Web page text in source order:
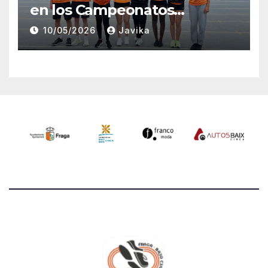
en los Campeonatos
Provinciales Sub-14 y Sub-16
10/05/2026 Javika